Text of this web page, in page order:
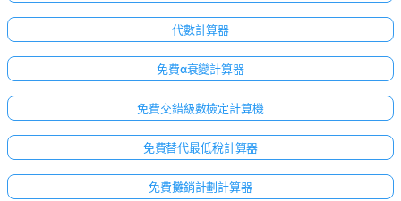
代數計算器
免費α衰變計算器
免費交錯級數檢定計算機
免費替代最低稅計算器
免費攤銷計劃計算器